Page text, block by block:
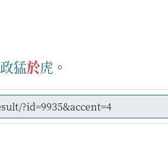
政猛於虎 。